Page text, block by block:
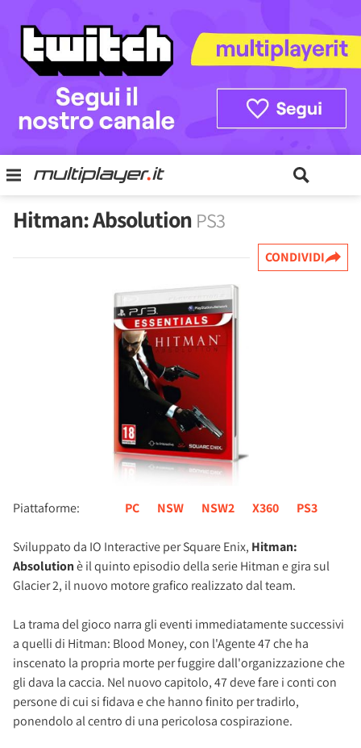
Hitman: Absolution PS3
CONDIVIDI
Piattaforme: PC NSW NSW2 X360 PS3
Sviluppato da IO Interactive per Square Enix, Hitman:
Absolutionè il quinto episodio della serie Hitman e gira sul
Glacier 2, il nuovo motore grafico realizzato dal team.
La trama del gioco narra gli eventi immediatamente successivi
a quelli di Hitman: Blood Money, con l'Agente 47 che ha
inscenato la propria morte per fuggire dall'organizzazione che
gli dava la caccia. Nel nuovo capitolo, 47 deve fare i conti con
persone di cui si fidava e che hanno finito per tradirlo,
ponendolo al centro di una pericolosa cospirazione.